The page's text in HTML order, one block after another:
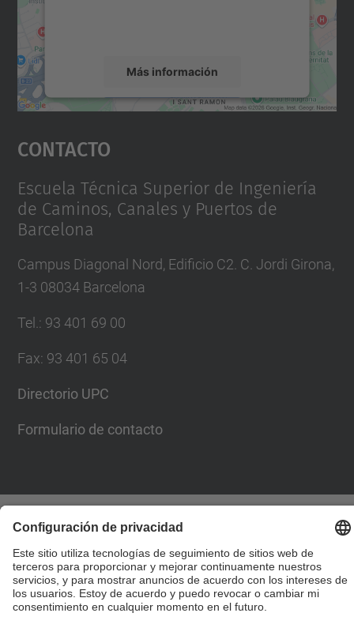
Más información
Aceptar
powered by
Contacto
Escuela Técnica Superior de Ingeniería
de Caminos, Canales y Puertos de
Barcelona
Campus Diagonal Nord, Edificio C2. C. Jordi Girona,
1-3 08034 Barcelona
Tel. : 93 401 69 00
Fax: 93 401 65 04
Directorio UPC
Formulario de contacto
Canales y Puertos de Barcelona
Desarrollado con
Mapa del Sitio Accesibilidad